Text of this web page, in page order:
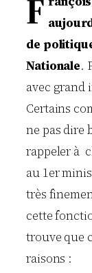
F
de
Nationale.
avec grand
Certains
ne pas dire
rappeler à
au 1er
très
cette
trouve que
raisons :